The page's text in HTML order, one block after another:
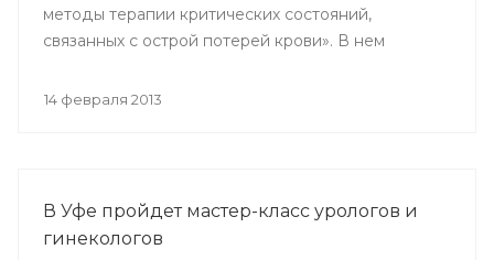
методы терапии критических состояний,
связанных с острой потерей крови». В нем
лечебной работе, акушеры-гинекологи, хирурги,
14 февраля 2013
В Уфе пройдет мастер-класс урологов и
гинекологов